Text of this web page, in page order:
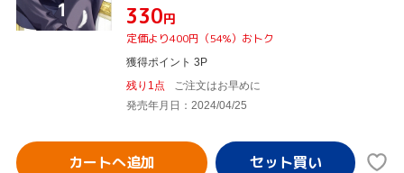
¥330円
定価より400円（54%）おトク
獲得ポイント 3P
残り1点
ご注文はお早めに
発売年月日：2024/04/25
カートへ追加